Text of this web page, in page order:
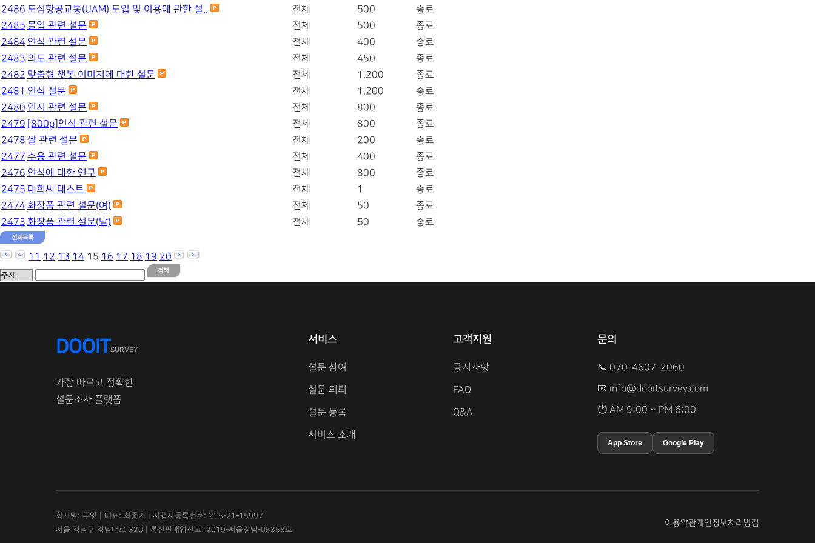
2486 도심항공교통(UAM) 도입 및 이용에 관한 설.. 전체 500
종료
2485 몰입 관련 설문 전체 500
종료
2484 인식 관련 설문 전체 400
종료
2483 의도 관련 설문 전체 450
종료
2482 맞춤형 챗봇 이미지에 대한 설문 전체 1,200
종료
2481 인식 설문 전체 1,200
종료
2480 인지 관련 설문 전체 800
종료
2479 [800p]인식 관련 설문 전체 800
종료
2478 쌀 관련 설문 전체 200
종료
2477 수용 관련 설문 전체 400
종료
2476 인식에 대한 연구 전체 800
종료
2475 대희씨 테스트 전체 1
종료
2474화장품 관련 설문(여) 전체 50
종료
2473 화장품 관련 설문(남) 전체 50 종료
11 12 13 14 15 16 17 18 19 20
DOOITSURVEY
가장 빠르고 정확한
설문조사 플랫폼
서비스
설문 참여
설문 의뢰
설문 등록
서비스 소개
고객지원
공지사항
FAQ
Q&A
문의
📞 070-4607-2060
📧 info@dooitsurvey.com
🕐 AM 9:00 ~ PM 6:00
App Store Google Play
회사명: 두잇 | 대표: 최종기 | 사업자등록번호: 215-21-15997
서울 강남구 강남대로 320 | 통신판매업신고: 2019-서울강남-05358호
이용약관개인정보처리방침